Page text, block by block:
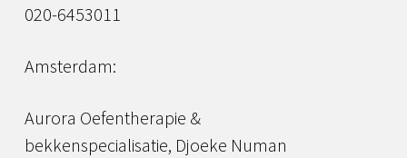
020-6453011
Amsterdam:
Aurora Oefentherapie &
bekkenspecialisatie, Djoeke Numan